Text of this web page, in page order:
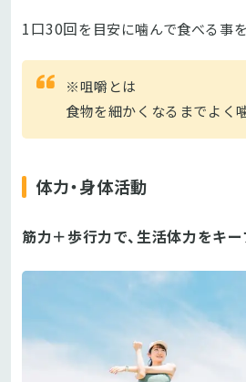
1口30回を目安に噛んで食べる事
※咀嚼とは
食物を細かくなるまでよく
体力・身体活動
筋力＋歩行力で、生活体力をキー